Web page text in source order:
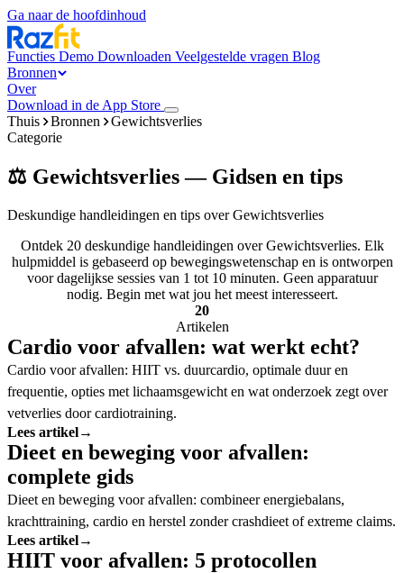
Ga naar de hoofdinhoud
Functies Demo Downloaden Veelgestelde vragen Blog
Bronnen
Over
Download in de App Store
Thuis
Bronnen
Gewichtsverlies
Categorie
⚖️ Gewichtsverlies — Gidsen en tips
Deskundige handleidingen en tips over Gewichtsverlies
Ontdek 20 deskundige handleidingen over Gewichtsverlies. Elk
hulpmiddel is gebaseerd op bewegingswetenschap en is ontworpen
voor dagelijkse sessies van 1 tot 10 minuten. Geen apparatuur
nodig. Begin met wat jou het meest interesseert.
20
Artikelen
Cardio voor afvallen: wat werkt echt?
Cardio voor afvallen: HIIT vs. duurcardio, optimale duur en
frequentie, opties met lichaamsgewicht en wat onderzoek zegt over
vetverlies door cardiotraining.
Lees artikel→
Dieet en beweging voor afvallen:
complete gids
Dieet en beweging voor afvallen: combineer energiebalans,
krachttraining, cardio en herstel zonder crashdieet of extreme claims.
Lees artikel→
HIIT voor afvallen: 5 protocollen